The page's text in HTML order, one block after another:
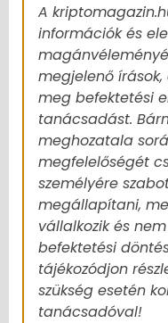
A
információk és
megjelenő
meg befektetési
tanácsadást.
meghozatala
megfelelőségét
személyére
megállapítani,
vállalkozik és
befektetési
tájékozódjon
szükség esetén
tanácsadóval!